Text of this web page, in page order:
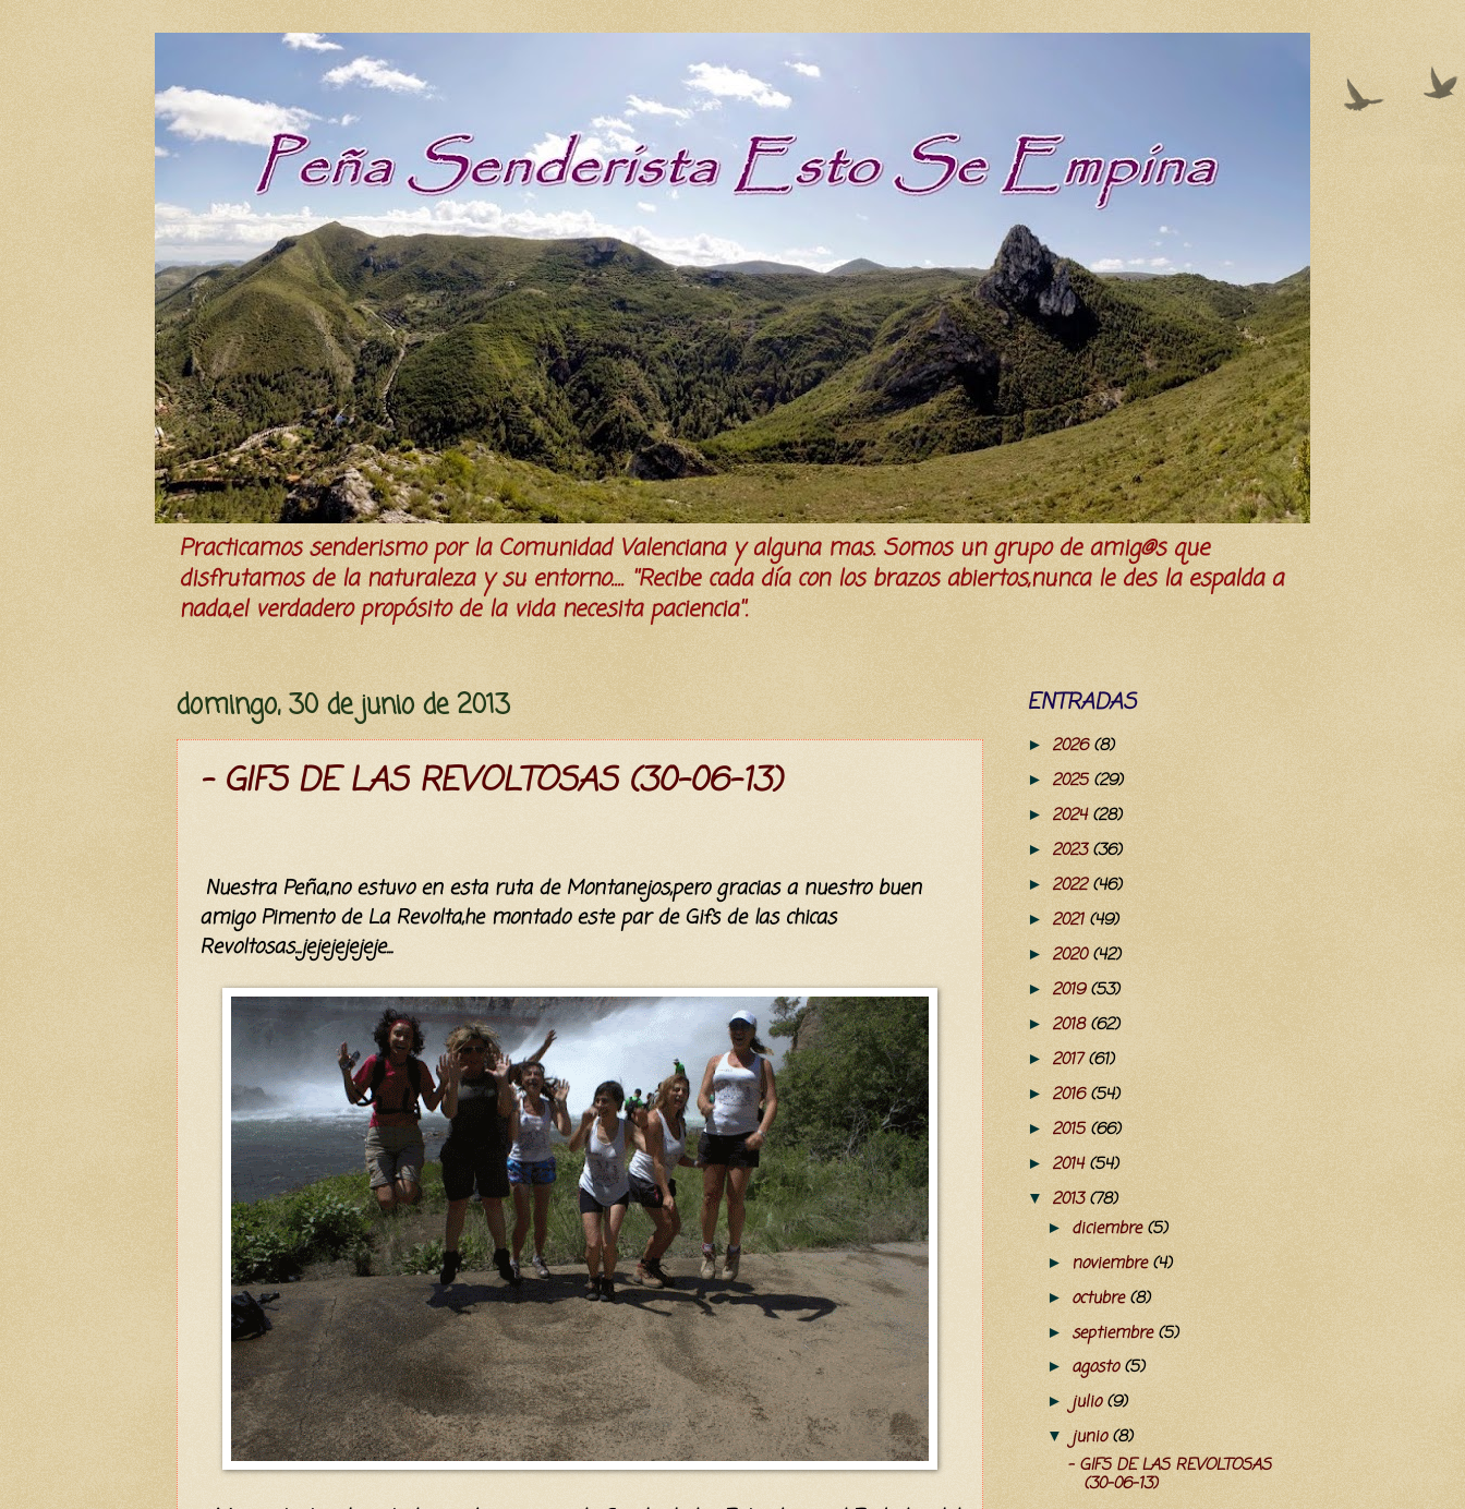
Practicamos senderismo por la Comunidad Valenciana y alguna mas. Somos un grupo de amig@s que
disfrutamos de la naturaleza y su entorno.... ''Recibe cada día con los brazos abiertos,nunca le des la espalda a
nada,el verdadero propósito de la vida necesita paciencia''.
domingo, 30 de junio de 2013
- GIFS DE LAS REVOLTOSAS (30-06-13)
Nuestra Peña,no estuvo en esta ruta de Montanejos,pero gracias a nuestro buen
amigo Pimento de La Revolta,he montado este par de Gifs de las chicas
Revoltosas...jejejejejeje...
ENTRADAS
► 2026(8)
► 2025(29)
► 2024(28)
► 2023(36)
► 2022(46)
► 2021 (49)
► 2020(42)
► 2019(53)
► 2018(62)
► 2017(61)
► 2016(54)
► 2015(66)
► 2014(54)
▼ 2013(78)
► diciembre(5)
► noviembre(4)
► octubre(8)
► septiembre(5)
► agosto(5)
► julio(9)
▼ junio(8)
- GIFS DE LAS REVOLTOSAS
(30-06-13)